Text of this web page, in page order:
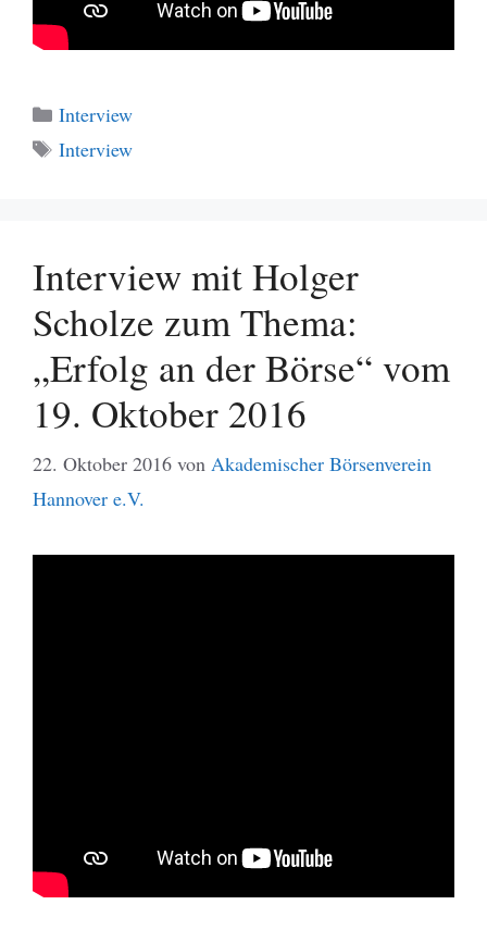
Kategorien
Interview
Schlagwörter
Interview
Interview mit Holger
Scholze zum Thema:
„Erfolg an der Börse“ vom
19. Oktober 2016
22. Oktober 2016 von Akademischer Börsenverein
Hannover e.V.